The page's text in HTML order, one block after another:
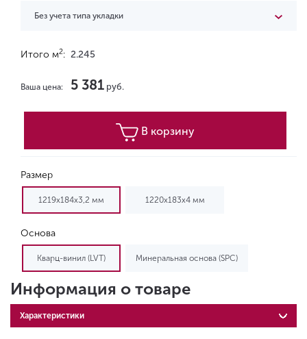
Без учета типа укладки
Итого м2: 2.245
Ваша цена: 5 381 руб.
В корзину
Размер
1219х184х3,2 мм 1220х183х4 мм
Основа
Кварц-винил (LVT) Минеральная основа (SPC)
Информация о товаре
Характеристики